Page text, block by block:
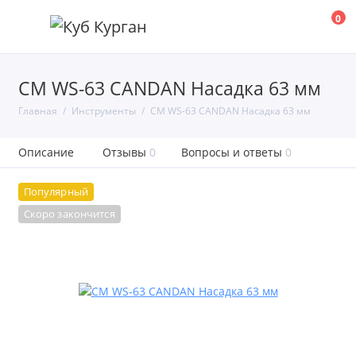
0
CM WS-63 CANDAN Насадка 63 мм
Главная Инструменты CM WS-63 CANDAN Насадка 63 мм
Описание Отзывы 0 Вопросы и ответы 0
Популярный
Скоро закончится